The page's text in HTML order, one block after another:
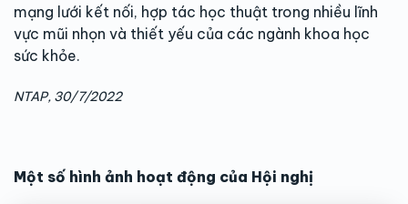
mạng lưới kết nối, hợp tác học thuật trong nhiều lĩnh
vực mũi nhọn và thiết yếu của các ngành khoa học
sức khỏe.
NTAP, 30/7/2022
Một số hình ảnh hoạt động của Hội nghị